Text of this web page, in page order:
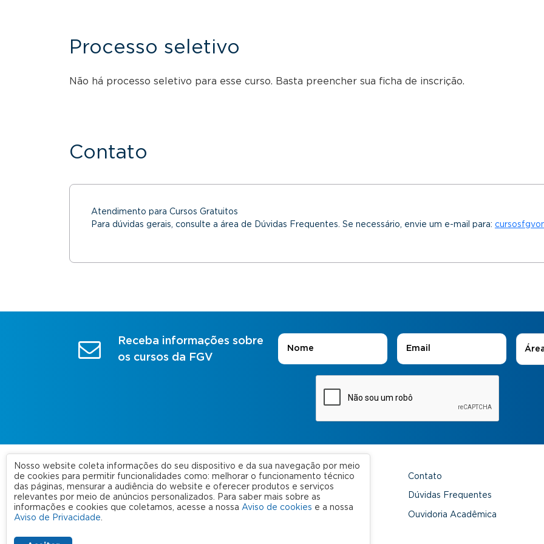
Processo seletivo
Não há processo seletivo para esse curso. Basta preencher sua ficha de inscrição.
Contato
Atendimento para Cursos Gratuitos
Para dúvidas gerais, consulte a área de Dúvidas Frequentes. Se necessário, envie um e-mail para:
Receba informações sobre
os cursos da FGV
Nome E-mail Áreas
FGV 2023 © Todos os direitos
reservados
Termos de uso
A FGV Contato
Nossas Unidades Dúvidas Frequentes
Ouvidoria Acadêmica
Nosso website coleta informações do seu dispositivo e da sua navegação por meio
de cookies para permitir funcionalidades como: melhorar o funcionamento técnico
das páginas, mensurar a audiência do website e oferecer produtos e serviços
relevantes por meio de anúncios personalizados. Para saber mais sobre as
informações e cookies que coletamos, acesse a nossa Aviso de cookies e a nossa
Aviso de Privacidade.